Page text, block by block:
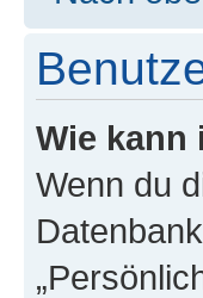
Wie kann
Wenn du